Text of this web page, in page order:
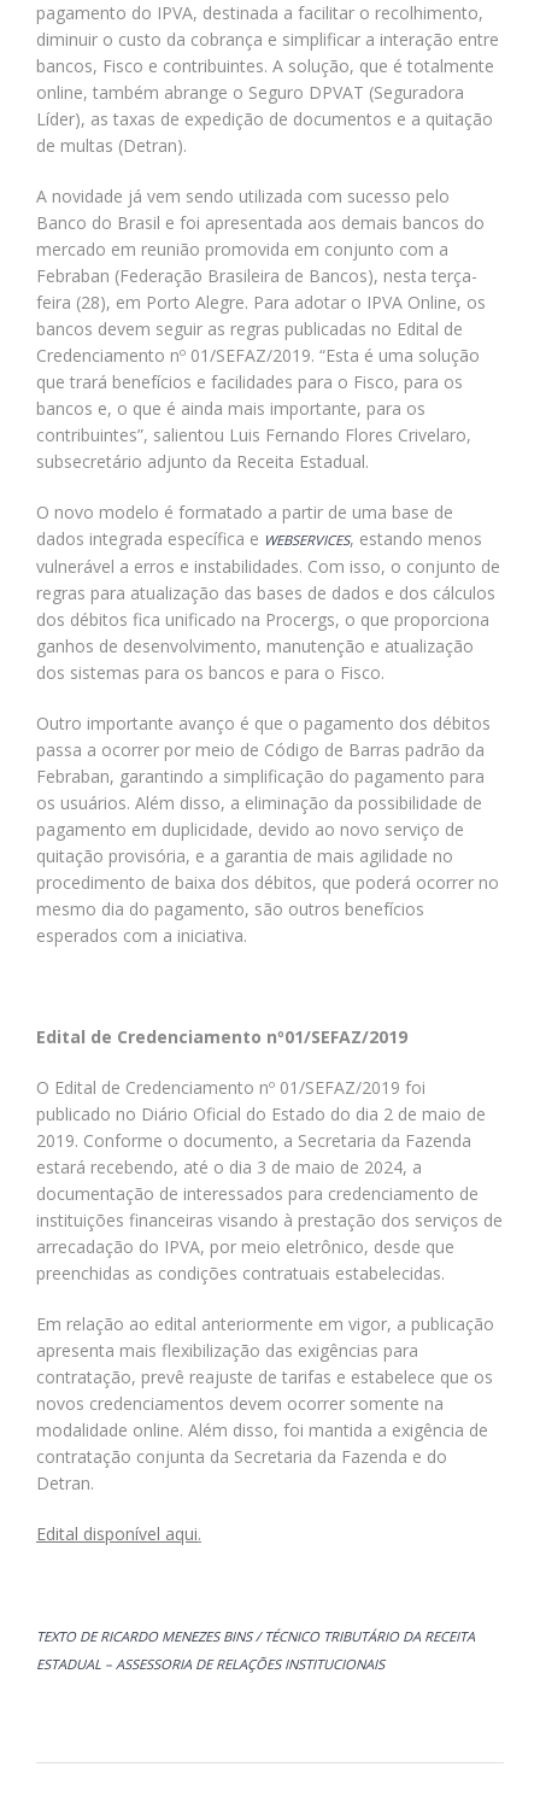
pagamento do IPVA, destinada a facilitar o recolhimento,
diminuir o custo da cobrança e simplificar a interação entre
bancos, Fisco e contribuintes. A solução, que é totalmente
online, também abrange o Seguro DPVAT (Seguradora
Líder), as taxas de expedição de documentos e a quitação
de multas (Detran).
A novidade já vem sendo utilizada com sucesso pelo
Banco do Brasil e foi apresentada aos demais bancos do
mercado em reunião promovida em conjunto com a
Febraban (Federação Brasileira de Bancos), nesta terça-
feira (28), em Porto Alegre. Para adotar o IPVA Online, os
bancos devem seguir as regras publicadas no Edital de
Credenciamento nº 01/SEFAZ/2019. “Esta é uma solução
que trará benefícios e facilidades para o Fisco, para os
bancos e, o que é ainda mais importante, para os
contribuintes”, salientou Luis Fernando Flores Crivelaro,
subsecretário adjunto da Receita Estadual.
O novo modelo é formatado a partir de uma base de
dados integrada específica e WEBSERVICES, estando menos
vulnerável a erros e instabilidades. Com isso, o conjunto de
regras para atualização das bases de dados e dos cálculos
dos débitos fica unificado na Procergs, o que proporciona
ganhos de desenvolvimento, manutenção e atualização
dos sistemas para os bancos e para o Fisco.
Outro importante avanço é que o pagamento dos débitos
passa a ocorrer por meio de Código de Barras padrão da
Febraban, garantindo a simplificação do pagamento para
os usuários. Além disso, a eliminação da possibilidade de
pagamento em duplicidade, devido ao novo serviço de
quitação provisória, e a garantia de mais agilidade no
procedimento de baixa dos débitos, que poderá ocorrer no
mesmo dia do pagamento, são outros benefícios
esperados com a iniciativa.
Edital de Credenciamento nº01/SEFAZ/2019
O Edital de Credenciamento nº 01/SEFAZ/2019 foi
publicado no Diário Oficial do Estado do dia 2 de maio de
2019. Conforme o documento, a Secretaria da Fazenda
estará recebendo, até o dia 3 de maio de 2024, a
documentação de interessados para credenciamento de
instituições financeiras visando à prestação dos serviços de
arrecadação do IPVA, por meio eletrônico, desde que
preenchidas as condições contratuais estabelecidas.
Em relação ao edital anteriormente em vigor, a publicação
apresenta mais flexibilização das exigências para
contratação, prevê reajuste de tarifas e estabelece que os
novos credenciamentos devem ocorrer somente na
modalidade online. Além disso, foi mantida a exigência de
contratação conjunta da Secretaria da Fazenda e do
Detran.
Edital disponível aqui.
TEXTO DE RICARDO MENEZES BINS / TÉCNICO TRIBUTÁRIO DA RECEITA
ESTADUAL – ASSESSORIA DE RELAÇÕES INSTITUCIONAIS